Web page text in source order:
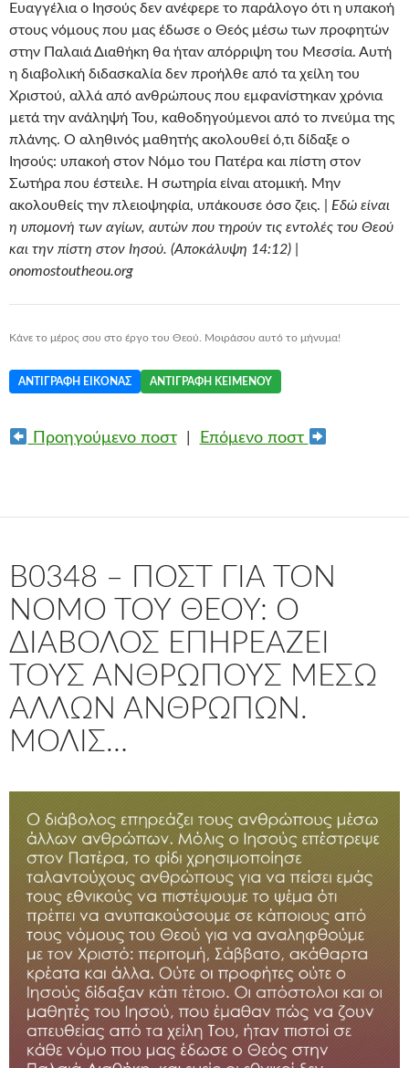
Ευαγγέλια ο Ιησούς δεν ανέφερε το παράλογο ότι η υπακοή
στους νόμους που μας έδωσε ο Θεός μέσω των προφητών
στην Παλαιά Διαθήκη θα ήταν απόρριψη του Μεσσία. Αυτή
η διαβολική διδασκαλία δεν προήλθε από τα χείλη του
Χριστού, αλλά από ανθρώπους που εμφανίστηκαν χρόνια
μετά την ανάληψή Του, καθοδηγούμενοι από το πνεύμα της
πλάνης. Ο αληθινός μαθητής ακολουθεί ό,τι δίδαξε ο
Ιησούς: υπακοή στον Νόμο του Πατέρα και πίστη στον
Σωτήρα που έστειλε. Η σωτηρία είναι ατομική. Μην
ακολουθείς την πλειοψηφία, υπάκουσε όσο ζεις. | Εδώ είναι
η υπομονή των αγίων, αυτών που τηρούν τις εντολές του Θεού
και την πίστη στον Ιησού. (Αποκάλυψη 14:12) |
onomostoutheou.org
Κάνε το μέρος σου στο έργο του Θεού. Μοιράσου αυτό το μήνυμα!
ΑΝΤΙΓΡΑΦΉ ΕΙΚΌΝΑΣ ΑΝΤΙΓΡΑΦΉ ΚΕΙΜΈΝΟΥ
Προηγούμενο ποστ| Επόμενο ποστ
B0348 – ΠΟΣΤ ΓΙΑ ΤΟΝ
ΝΌΜΟ ΤΟΥ ΘΕΟΎ: Ο
ΔΙΆΒΟΛΟΣ ΕΠΗΡΕΆΖΕΙ
ΤΟΥΣ ΑΝΘΡΏΠΟΥΣ ΜΈΣΩ
ΆΛΛΩΝ ΑΝΘΡΏΠΩΝ.
ΜΌΛΙΣ…